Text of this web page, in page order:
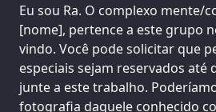
Eu sou Ra. O complexo mente/
[nome], pertence a este grupo
vindo. Você pode solicitar que
especiais sejam reservados até
junte a este trabalho.
fotografia daquele conhecido